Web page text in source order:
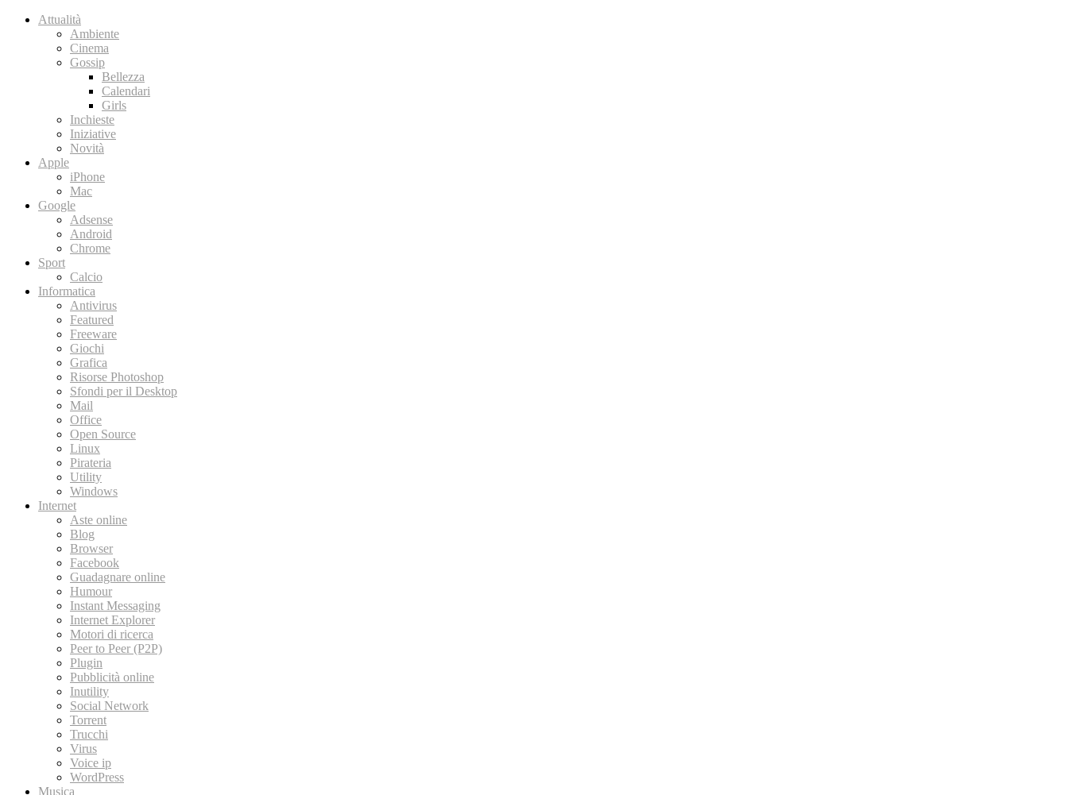
Attualità
Ambiente
Cinema
Gossip
Bellezza
Calendari
Girls
Inchieste
Iniziative
Novità
Apple
iPhone
Mac
Google
Adsense
Android
Chrome
Sport
Calcio
Informatica
Antivirus
Featured
Freeware
Giochi
Grafica
Risorse Photoshop
Sfondi per il Desktop
Mail
Office
Open Source
Linux
Pirateria
Utility
Windows
Internet
Aste online
Blog
Browser
Facebook
Guadagnare online
Humour
Instant Messaging
Internet Explorer
Motori di ricerca
Peer to Peer (P2P)
Plugin
Pubblicità online
Inutility
Social Network
Torrent
Trucchi
Virus
Voice ip
WordPress
Musica